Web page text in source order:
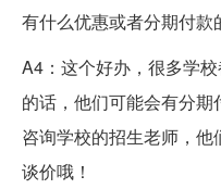
有什么优惠或者分期付款
A4：这个好办，很多学
的话，他们可能会有分
咨询学校的招生老师，
谈价哦！